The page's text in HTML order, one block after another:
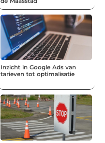
Inzicht in Google Ads van
tarieven tot optimalisatie